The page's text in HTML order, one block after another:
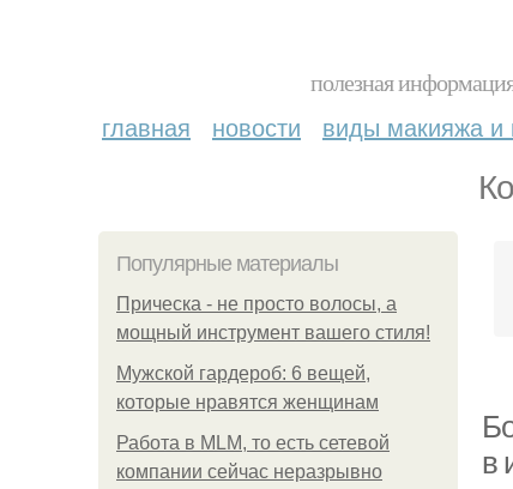
полезная
главная новости виды макияжа и
Популярные материалы
Прическа - не просто волосы, а
мощный инструмент вашего стиля!
Мужской гардероб: 6 вещей,
которые нравятся женщинам
Работа в MLM, то есть сетевой
компании сейчас неразрывно
в